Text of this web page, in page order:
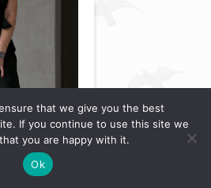
that we give you the best
If you continue to use this site we
you are happy with it.
Ok